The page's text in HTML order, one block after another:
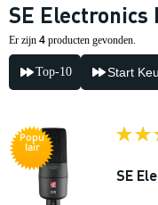
SE Electronics
Er zijn 4 producten gevonden.
Top-10 Start
Popu
lair
SE